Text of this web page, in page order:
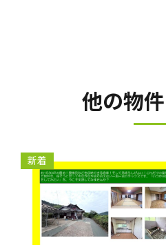
他の物
新着